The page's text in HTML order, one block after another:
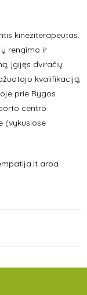
kineziterapeutas.
rengimo ir
įgijęs dviračių
kvalifikaciją,
prie Rygos
centro
(vykusiose
arba